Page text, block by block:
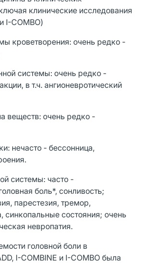
клинические исследования
I-COMBO)
кроветворения: очень редко -
системы: очень редко -
в т.ч. ангионевротический
веществ: очень редко -
нечасто - бессонница,
системы: часто -
боль*, сонливость;
парестезия, тремор,
синкопальные состояния; очень
невропатия.
головной боли в
I-COMBINE и I-СОМВО была